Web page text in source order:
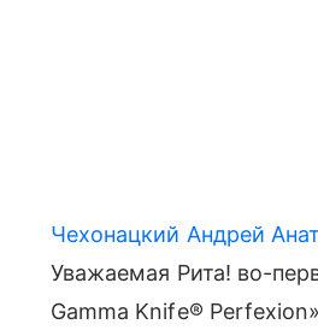
Чехонацкий Андрей
Уважаемая Рита! во-
Gamma Knife®